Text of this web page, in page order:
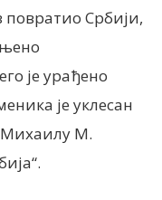
повратио Србији,
је урађено
је уклесан
Михаилу М.